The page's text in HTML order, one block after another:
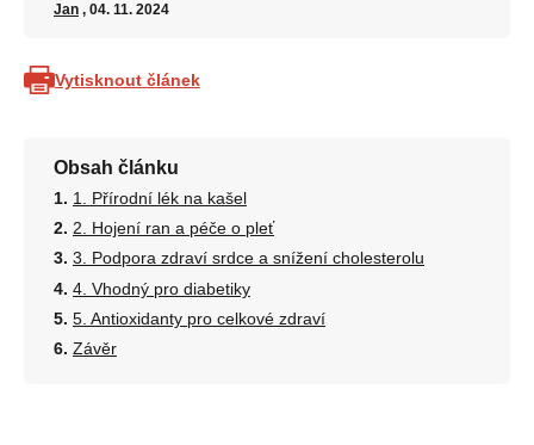
Jan , 04. 11. 2024
Vytisknout článek
Obsah článku
1. Přírodní lék na kašel
2. Hojení ran a péče o pleť
3. Podpora zdraví srdce a snížení cholesterolu
4. Vhodný pro diabetiky
5. Antioxidanty pro celkové zdraví
Závěr